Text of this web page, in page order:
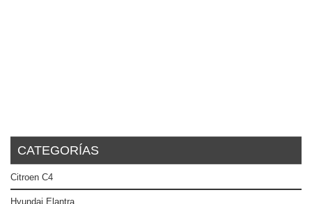
CATEGORÍAS
Citroen C4
Hyundai Elantra